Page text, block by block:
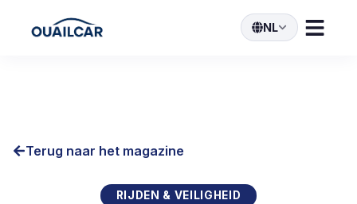
NL
Terug naar het magazine
RIJDEN & VEILIGHEID